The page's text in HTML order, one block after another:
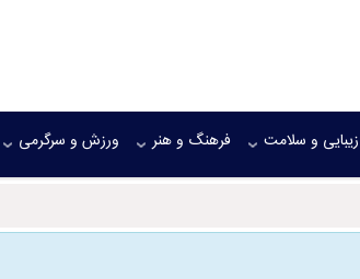
زیبایی و سلامت فرهنگ و هنر ورزش و سرگرمی